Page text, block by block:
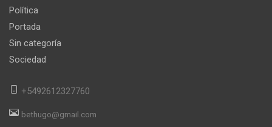
Política
Portada
Sin categoría
Sociedad
+5492612327760
bethugo@gmail.com